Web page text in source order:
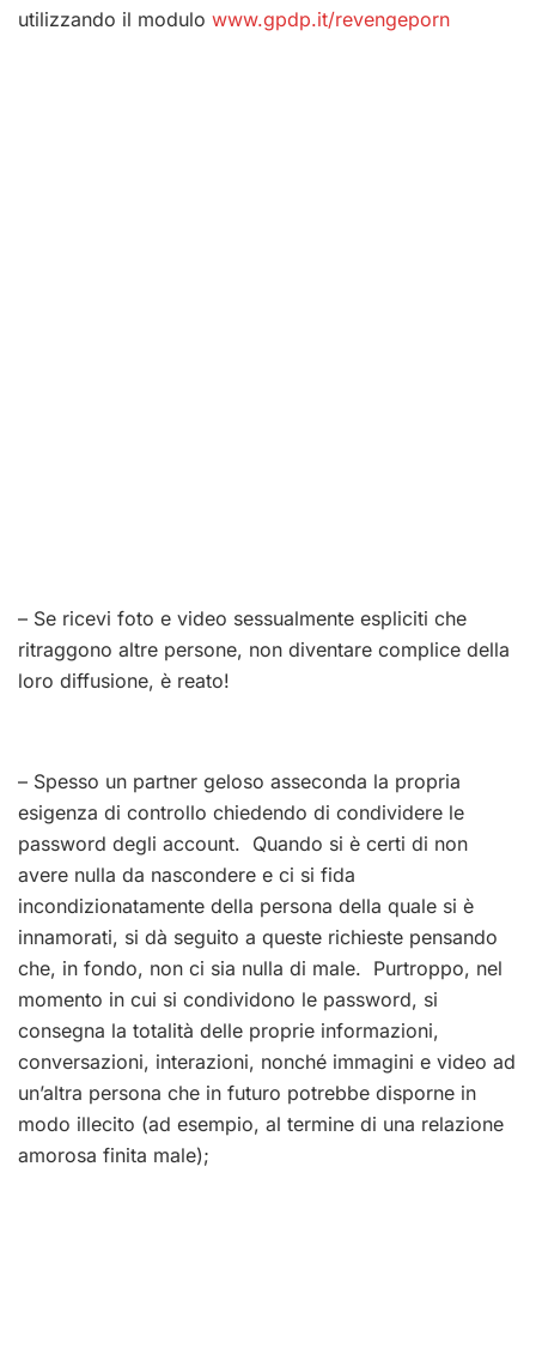
utilizzando il modulo www.gpdp.it/revengeporn
– Se ricevi foto e video sessualmente espliciti che
ritraggono altre persone, non diventare complice della
loro diffusione, è reato!
– Spesso un partner geloso asseconda la propria
esigenza di controllo chiedendo di condividere le
password degli account. Quando si è certi di non
avere nulla da nascondere e ci si fida
incondizionatamente della persona della quale si è
innamorati, si dà seguito a queste richieste pensando
che, in fondo, non ci sia nulla di male. Purtroppo, nel
momento in cui si condividono le password, si
consegna la totalità delle proprie informazioni,
conversazioni, interazioni, nonché immagini e video ad
un’altra persona che in futuro potrebbe disporne in
modo illecito (ad esempio, al termine di una relazione
amorosa finita male);